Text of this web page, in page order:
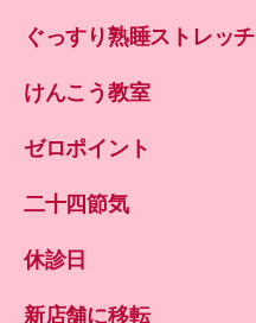
ぐっすり熟睡ストレッチ
けんこう教室
ゼロポイント
二十四節気
休診日
新店舗に移転